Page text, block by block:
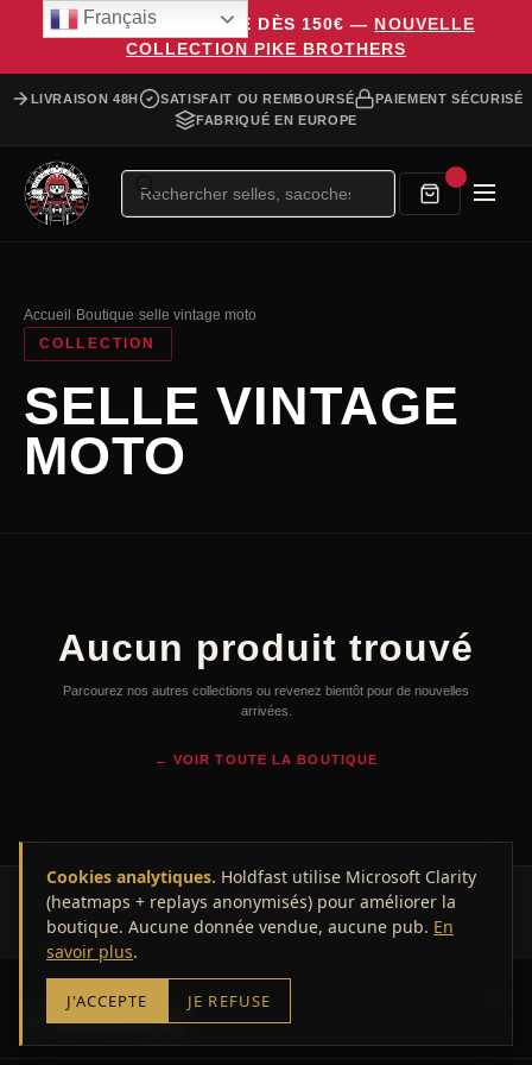
LIVRAISON OFFERTE DÈS 150€ — NOUVELLE
COLLECTION PIKE BROTHERS
LIVRAISON 48H SATISFAIT OU REMBOURSÉ
PAIEMENT SÉCURISÉ
FABRIQUÉ EN EUROPE
Recherche
produits
Accueil Boutique selle vintage moto
COLLECTION
SELLE VINTAGE
MOTO
Aucun produit trouvé
Parcourez nos autres collections ou revenez bientôt pour de nouvelles
arrivées.
← VOIR TOUTE LA BOUTIQUE
© 2026 HOLDFAST — Marseille. Tous droits réservés.
CGVMentions légalesConfidentialité
Français
VOTRE PANIER
article(s)
Cookies analytiques. Holdfast utilise Microsoft Clarity
(heatmaps + replays anonymisés) pour améliorer la
boutique. Aucune donnée vendue, aucune pub. En
savoir plus.
J'ACCEPTE JE REFUSE